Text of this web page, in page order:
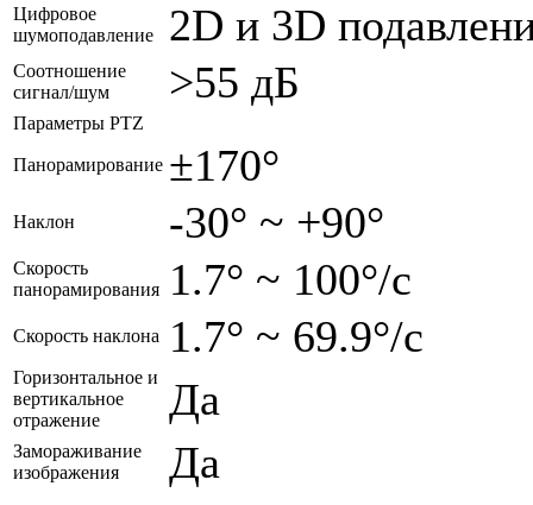
Цифровое
шумоподавление
2D и 3D
Соотношение
сигнал/шум
>55 дБ
Параметры PTZ
Панорамирование ±170°
Наклон -30° ~ +90°
Скорость
панорамирования
1.7° ~ 100°/с
Скорость наклона 1.7° ~ 69.9°/с
Горизонтальное и
вертикальное
отражение
Да
Замораживание
изображения
Да